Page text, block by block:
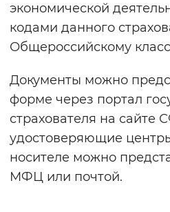
экономической
кодами данного
Общероссийскому
Документы можно
форме через портал
страхователя на сайте
удостоверяющие
носителе можно
МФЦ или почтой.